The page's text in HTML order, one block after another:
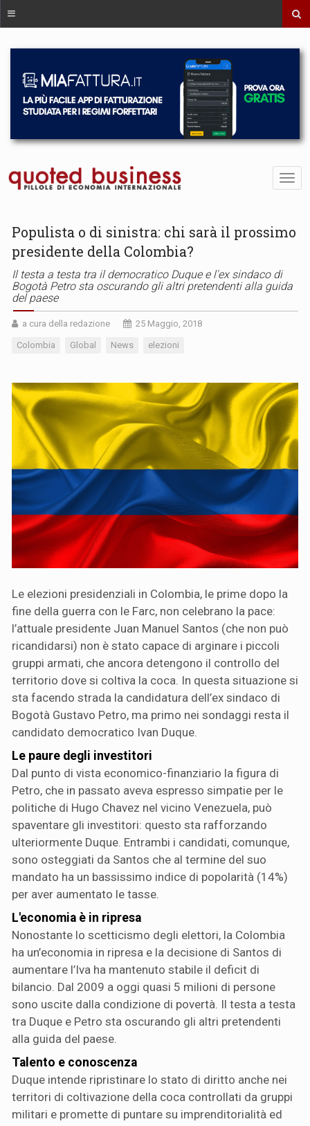
Populista o di sinistra: chi sarà il prossimo
presidente della Colombia?
Il testa a testa tra il democratico Duque e l'ex sindaco di
Bogotà Petro sta oscurando gli altri pretendenti alla guida
del paese
a cura della redazione 25 Maggio, 2018
Colombia Global News elezioni
Le elezioni presidenziali in Colombia, le prime dopo la
fine della guerra con le Farc, non celebrano la pace:
l’attuale presidente Juan Manuel Santos (che non può
ricandidarsi) non è stato capace di arginare i piccoli
gruppi armati, che ancora detengono il controllo del
territorio dove si coltiva la coca. In questa situazione si
sta facendo strada la candidatura dell’ex sindaco di
Bogotà Gustavo Petro, ma primo nei sondaggi resta il
candidato democratico Ivan Duque.
Le paure degli investitori
Dal punto di vista economico-finanziario la figura di
Petro, che in passato aveva espresso simpatie per le
politiche di Hugo Chavez nel vicino Venezuela, può
spaventare gli investitori: questo sta rafforzando
ulteriormente Duque. Entrambi i candidati, comunque,
sono osteggiati da Santos che al termine del suo
mandato ha un bassissimo indice di popolarità (14%)
per aver aumentato le tasse.
L'economia è in ripresa
Nonostante lo scetticismo degli elettori, la Colombia
ha un’economia in ripresa e la decisione di Santos di
aumentare l’Iva ha mantenuto stabile il deficit di
bilancio. Dal 2009 a oggi quasi 5 milioni di persone
sono uscite dalla condizione di povertà. Il testa a testa
tra Duque e Petro sta oscurando gli altri pretendenti
alla guida del paese.
Talento e conoscenza
Duque intende ripristinare lo stato di diritto anche nei
territori di coltivazione della coca controllati da gruppi
militari e promette di puntare su imprenditorialità ed